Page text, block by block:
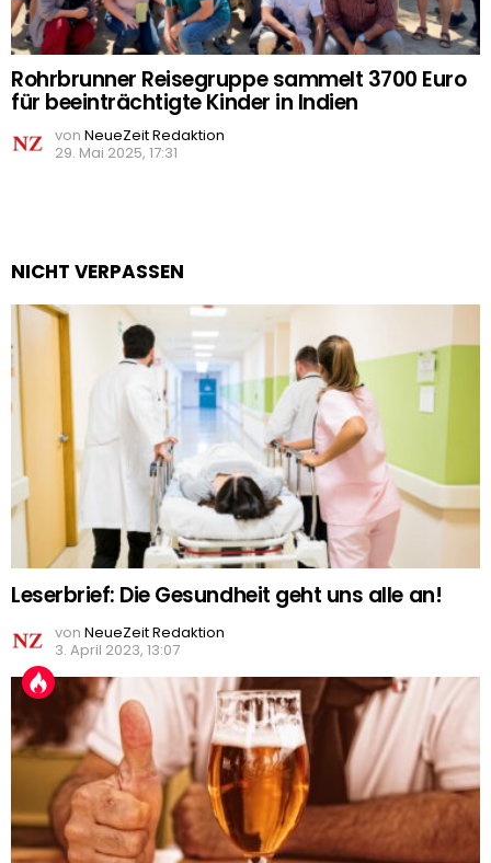
Rohrbrunner Reisegruppe sammelt 3700 Euro
für beeinträchtigte Kinder in Indien
von NeueZeit Redaktion
29. Mai 2025, 17:31
NICHT VERPASSEN
Leserbrief: Die Gesundheit geht uns alle an!
von NeueZeit Redaktion
3. April 2023, 13:07